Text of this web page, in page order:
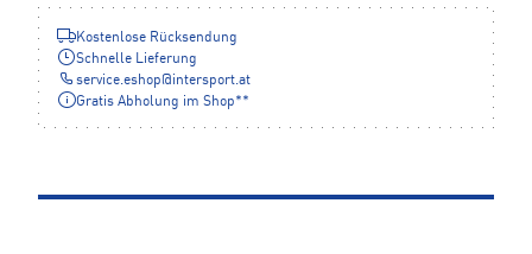
Kostenlose Rücksendung
Schnelle Lieferung
service.eshop@intersport.at
Gratis Abholung im Shop**